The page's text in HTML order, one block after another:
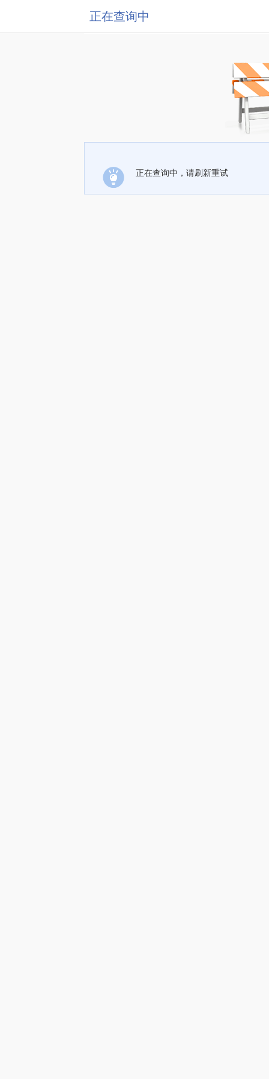
正在查询中
正在查询中，请刷新重试